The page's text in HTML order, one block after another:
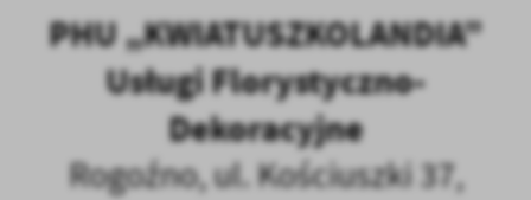
PHU „KWIATUSZKOLANDIA”
Usługi Florystyczno-
Dekoracyjne
Rogoźno, ul. Kościuszki 37,